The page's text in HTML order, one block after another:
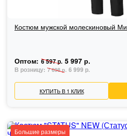
Костюм мужской молескиновый
Оптом: 6 597 р. 5 997 р.
В розницу: 7 698 р. 6 999 р.
КУПИТЬ В 1 КЛИК
Большие размеры